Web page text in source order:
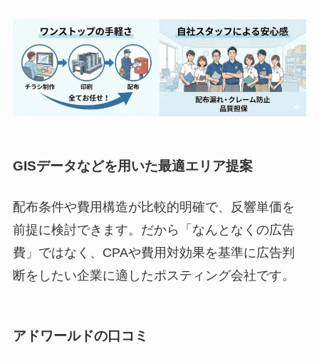
GISデータなどを用いた最適エリア提案
配布条件や費用構造が比較的明確で、反響単価を
前提に検討できます。だから「なんとなくの広告
費」ではなく、CPAや費用対効果を基準に広告判
断をしたい企業に適したポスティング会社です。
アドワールドの口コミ